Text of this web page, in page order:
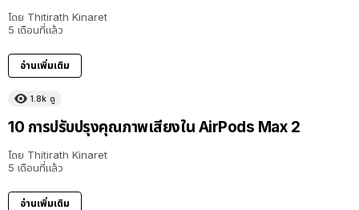
โดย Thitirath Kinaret
5 เดือนที่แล้ว
อ่านเพิ่มเติม
1.8k ดู
10 การปรับปรุงคุณภาพเสียงใน AirPods Max 2
โดย Thitirath Kinaret
5 เดือนที่แล้ว
อ่านเพิ่มเติม